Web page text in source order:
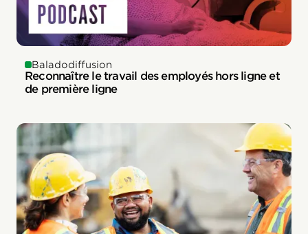
Baladodiffusion
Reconnaître le travail des employés hors ligne et
de première ligne